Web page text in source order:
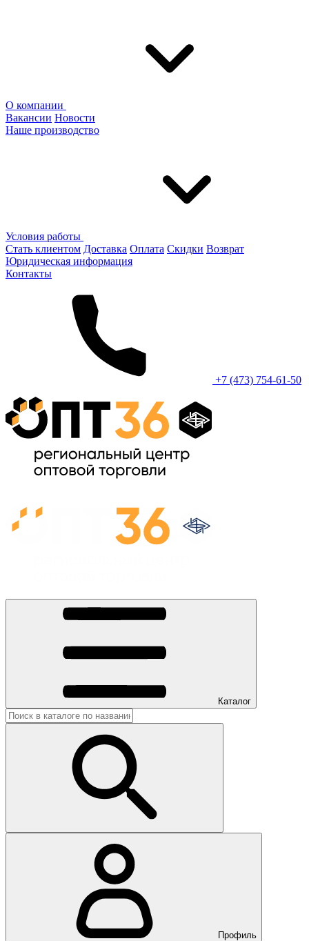
О компании
Вакансии Новости
Наше производство
Условия работы
Стать клиентом Доставка Оплата Скидки Возврат
Юридическая информация
Контакты
+7 (473) 754-61-50
Каталог
Профиль